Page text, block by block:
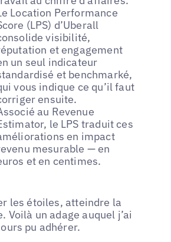
Location Performance
(LPS) d’Uberall
visibilité,
et engagement
un seul indicateur
et benchmarké,
vous indique ce qu’il faut
ensuite.
au Revenue
le LPS traduit ces
en impact
mesurable — en
et en centimes.
les étoiles, atteindre la
Voilà un adage auquel j’ai
pu adhérer.